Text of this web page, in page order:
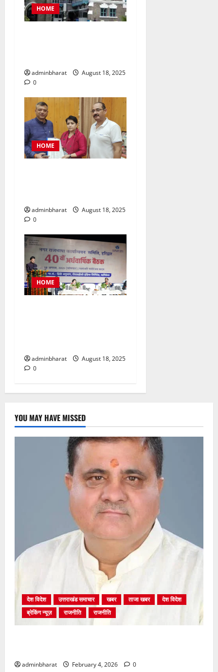
HOME
adminbharat
August 18, 2025
0
HOME
adminbharat
August 18, 2025
0
HOME
adminbharat
August 18, 2025
0
YOU MAY HAVE MISSED
देश विदेश उत्तराखंड समाचार खबर ताजा खबर
देश विदेश
ब्रेकिंग न्यूज़
राजनीति राजनीति
adminbharat February 4, 2026 0